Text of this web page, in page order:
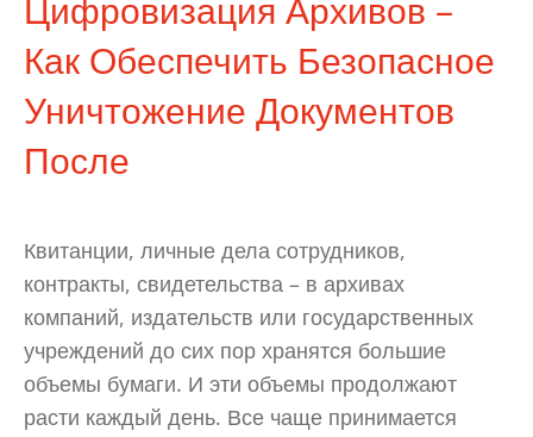
Как Обеспечить Безопасное
Уничтожение Документов
После
Квитанции, личные дела сотрудников,
контракты, свидетельства – в архивах
компаний, издательств или государственных
учреждений до сих пор хранятся большие
объемы бумаги. И эти объемы продолжают
расти каждый день. Все чаще принимается